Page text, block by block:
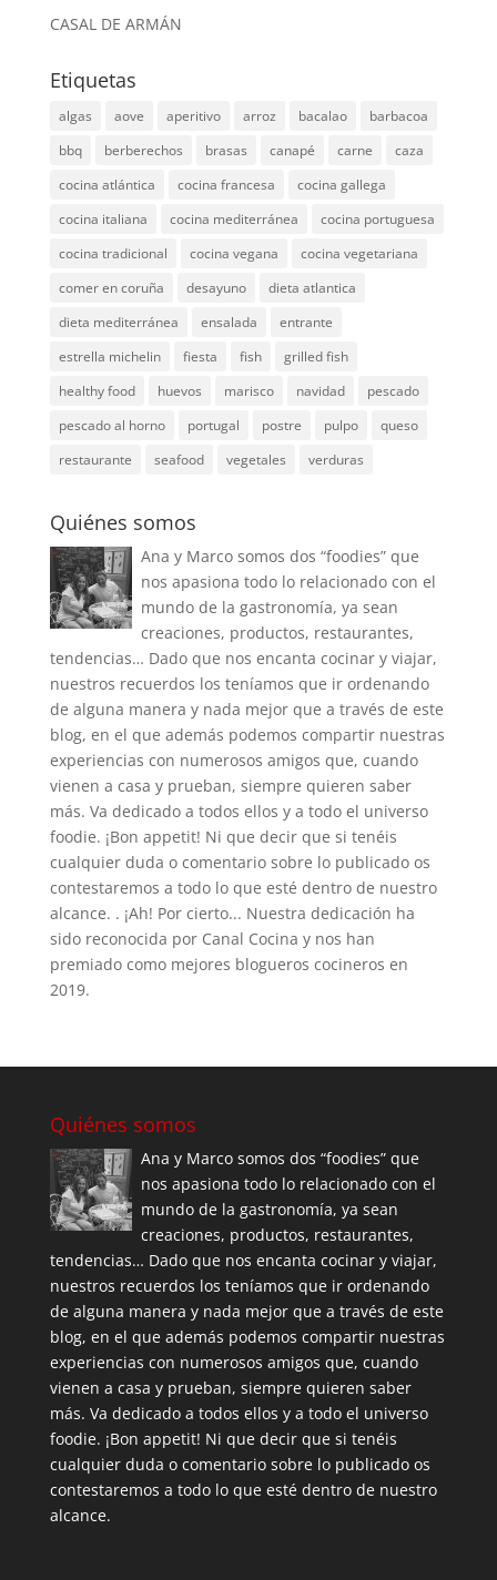
CASAL DE ARMÁN
Etiquetas
algas aove aperitivo arroz bacalao
barbacoa
bbq
berberechos brasas canapé carne
caza
cocina atlántica
cocina francesa
cocina gallega
cocina italiana
cocina mediterránea
cocina portuguesa
cocina tradicional
cocina vegana
cocina vegetariana
comer en coruña
desayuno
dieta atlantica
dieta mediterránea
ensalada
entrante
estrella michelin
fiesta fish
grilled fish
healthy food
huevos marisco navidad
pescado
pescado al horno
portugal postre pulpo
queso
restaurante
seafood vegetales verduras
Quiénes somos
Ana y Marco somos dos “foodies” que
nos apasiona todo lo relacionado con el
mundo de la gastronomía, ya sean
creaciones, productos, restaurantes,
tendencias… Dado que nos encanta cocinar y viajar,
nuestros recuerdos los teníamos que ir ordenando
de alguna manera y nada mejor que a través de este
blog, en el que además podemos compartir nuestras
experiencias con numerosos amigos que, cuando
vienen a casa y prueban, siempre quieren saber
más. Va dedicado a todos ellos y a todo el universo
foodie. ¡Bon appetit! Ni que decir que si tenéis
cualquier duda o comentario sobre lo publicado os
contestaremos a todo lo que esté dentro de nuestro
alcance. . ¡Ah! Por cierto... Nuestra dedicación ha
sido reconocida por Canal Cocina y nos han
premiado como mejores blogueros cocineros en
2019.
Quiénes somos
Ana y Marco somos dos “foodies” que
nos apasiona todo lo relacionado con el
mundo de la gastronomía, ya sean
creaciones, productos, restaurantes,
tendencias… Dado que nos encanta cocinar y viajar,
nuestros recuerdos los teníamos que ir ordenando
de alguna manera y nada mejor que a través de este
blog, en el que además podemos compartir nuestras
experiencias con numerosos amigos que, cuando
vienen a casa y prueban, siempre quieren saber
más. Va dedicado a todos ellos y a todo el universo
foodie. ¡Bon appetit! Ni que decir que si tenéis
cualquier duda o comentario sobre lo publicado os
contestaremos a todo lo que esté dentro de nuestro
alcance.